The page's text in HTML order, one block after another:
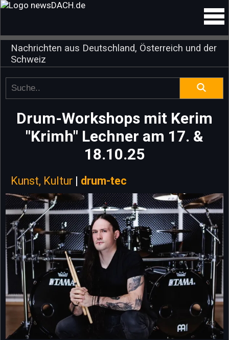
Nachrichten aus Deutschland, Österreich und der
Schweiz
Drum-Workshops mit Kerim
"Krimh" Lechner am 17. &
18.10.25
Kunst, Kultur | drum-tec